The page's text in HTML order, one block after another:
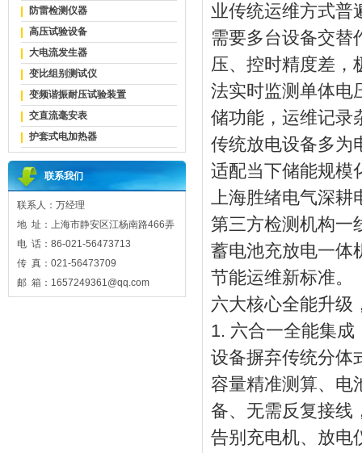
防雷检测仪器
高压试验设备
大电流发生器
变比组别测试仪
变频谐振耐压试验装置
交直流毫安表
护套式电加热器
联系我们
联系人：万经理
地 址：上海市静安区江杨南路466弄
电 话：86-021-56473713
传 真：021-56473709
邮 箱：1657249361@qq.com
业传统运维方式普
需要多台设备交替
压、控时精度差，
法实时监测单体电
储功能，运维记录
传统放电设备多为
适配当下储能规模
上海胜绪电气深耕
第三方检测机构一
蓄电池充放电一体
节能运维新标准。
六大核心全能升级
1. 六合一全能集
设备摒弃传统分体
容量精准测算、电
备、无需反复接线
告别充电机、放电